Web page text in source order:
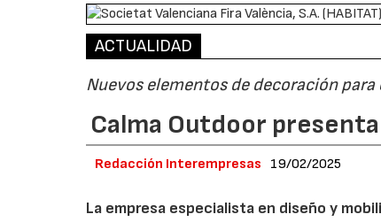
ACTUALIDAD
Nuevos elementos de decoración
Calma Outdoor
Redacción Interempresas 19/02/2025
La empresa especialista en diseño y